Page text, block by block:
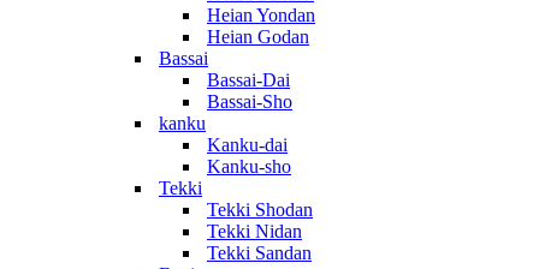
Heian Yondan
Heian Godan
Bassai
Bassai-Dai
Bassai-Sho
kanku
Kanku-dai
Kanku-sho
Tekki
Tekki Shodan
Tekki Nidan
Tekki Sandan